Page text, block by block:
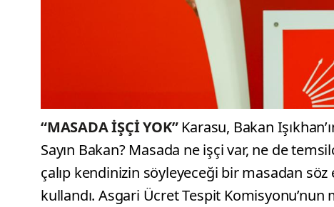
“MASADA İŞÇİ YOK”Karasu, Bakan
Sayın Bakan? Masada ne işçi var, ne de
çalıp kendinizin söyleyeceği bir masadan
kullandı. Asgari Ücret Tespit Komisyonu’nun